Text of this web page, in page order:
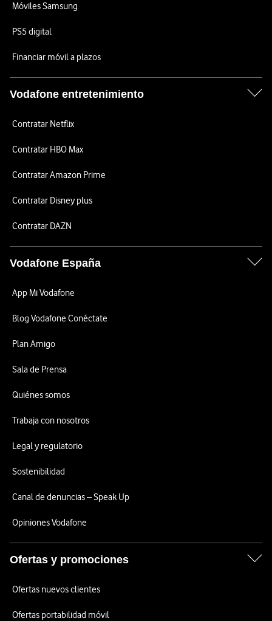
Móviles Samsung
PS5 digital
Financiar móvil a plazos
Vodafone entretenimiento
Contratar Netflix
Contratar HBO Max
Contratar Amazon Prime
Contratar Disney plus
Contratar DAZN
Vodafone España
App Mi Vodafone
Blog Vodafone Conéctate
Plan Amigo
Sala de Prensa
Quiénes somos
Trabaja con nosotros
Legal y regulatorio
Sostenibilidad
Canal de denuncias – Speak Up
Opiniones Vodafone
Ofertas y promociones
Ofertas nuevos clientes
Ofertas portabilidad móvil